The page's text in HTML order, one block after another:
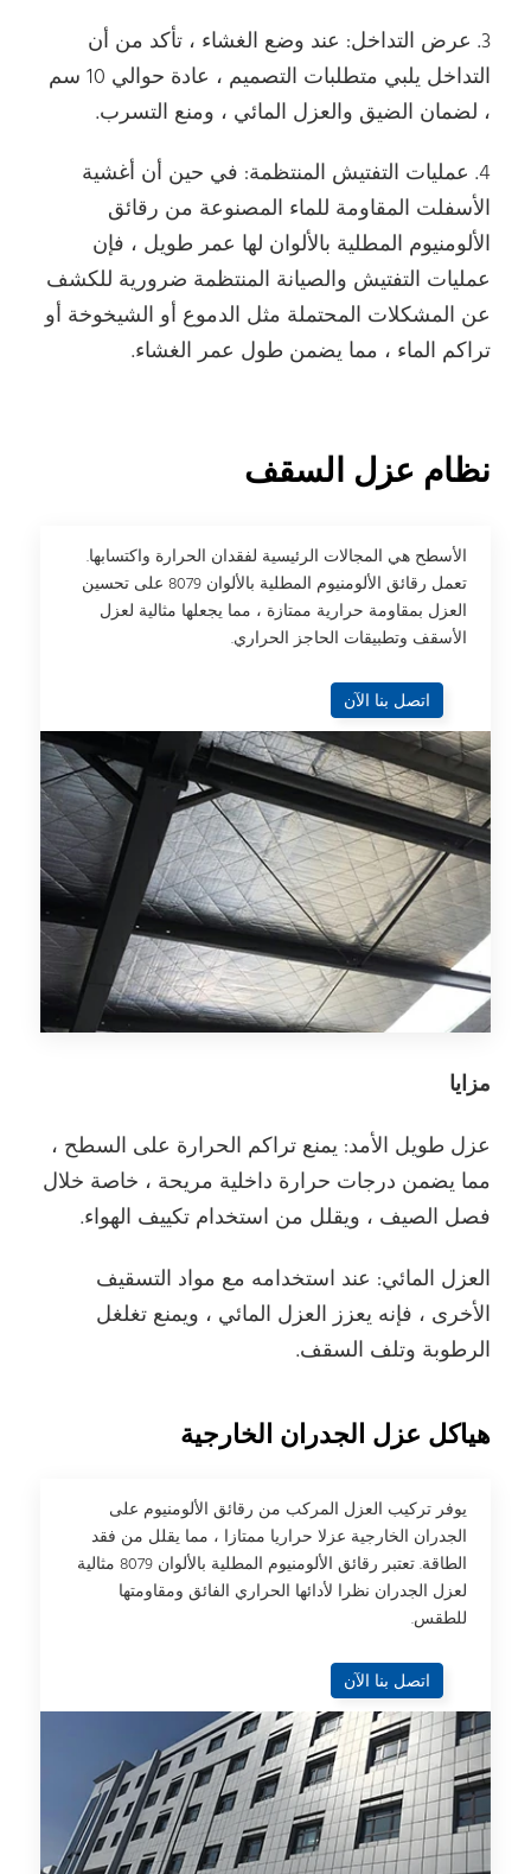
3. عرض التداخل: عند وضع الغشاء ، تأكد من أن
التداخل يلبي متطلبات التصميم ، عادة حوالي 10 سم
، لضمان الضيق والعزل المائي ، ومنع التسرب.
4. عمليات التفتيش المنتظمة: في حين أن أغشية
الأسفلت المقاومة للماء المصنوعة من رقائق
الألومنيوم المطلية بالألوان لها عمر طويل ، فإن
عمليات التفتيش والصيانة المنتظمة ضرورية للكشف
عن المشكلات المحتملة مثل الدموع أو الشيخوخة أو
تراكم الماء ، مما يضمن طول عمر الغشاء.
نظام عزل السقف
الأسطح هي المجالات الرئيسية لفقدان الحرارة واكتسابها.
تعمل رقائق الألومنيوم المطلية بالألوان 8079 على تحسين
العزل بمقاومة حرارية ممتازة ، مما يجعلها مثالية لعزل
الأسقف وتطبيقات الحاجز الحراري.
اتصل بنا الآن
مزايا
عزل طويل الأمد: يمنع تراكم الحرارة على السطح ،
مما يضمن درجات حرارة داخلية مريحة ، خاصة خلال
فصل الصيف ، ويقلل من استخدام تكييف الهواء.
العزل المائي: عند استخدامه مع مواد التسقيف
الأخرى ، فإنه يعزز العزل المائي ، ويمنع تغلغل
الرطوبة وتلف السقف.
هياكل عزل الجدران الخارجية
يوفر تركيب العزل المركب من رقائق الألومنيوم على
الجدران الخارجية عزلا حراريا ممتازا ، مما يقلل من فقد
الطاقة. تعتبر رقائق الألومنيوم المطلية بالألوان 8079 مثالية
لعزل الجدران نظرا لأدائها الحراري الفائق ومقاومتها
للطقس.
اتصل بنا الآن